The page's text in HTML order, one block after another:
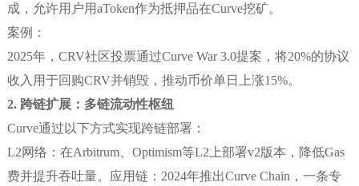
成，允许用户用aToken作为抵押品在Curve挖矿。
案例：
2025年，CRV社区投票通过Curve War 3.0提案，将20%的协议
收入用于回购CRV并销毁，推动币价单日上涨15%。
2. 跨链扩展：多链流动性枢纽
Curve通过以下方式实现跨链部署：
L2网络：在Arbitrum、Optimism等L2上部署v2版本，降低Gas
费并提升吞吐量。应用链：2024年推出Curve Chain，一条专